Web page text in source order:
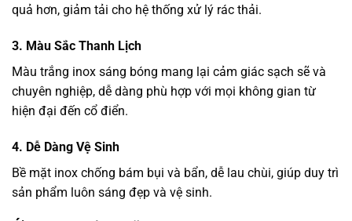
quả hơn, giảm tải cho hệ thống xử lý rác thải.
3. Màu Sắc Thanh Lịch
Màu trắng inox sáng bóng mang lại cảm giác sạch sẽ và
chuyên nghiệp, dễ dàng phù hợp với mọi không gian từ
hiện đại đến cổ điển.
4. Dễ Dàng Vệ Sinh
Bề mặt inox chống bám bụi và bẩn, dễ lau chùi, giúp duy trì
sản phẩm luôn sáng đẹp và vệ sinh.